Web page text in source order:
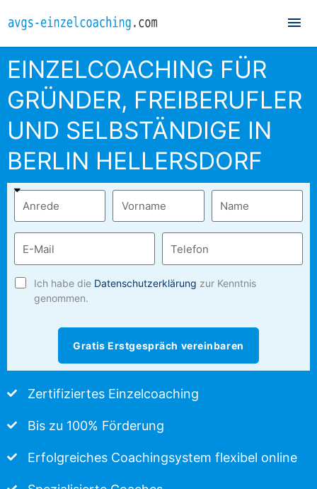
EINZELCOACHING FÜR
GRÜNDER, FREIBERUFLER
UND SELBSTÄNDIGE IN
BERLIN HELLERSDORF
Ich habe die Datenschutzerklärung zur Kenntnis
genommen.
Gratis Erstgespräch vereinbaren
Zertifiziertes Einzelcoaching
Bis zu 100% Förderung
Erfolgreiches Coachingsystem flexibel online